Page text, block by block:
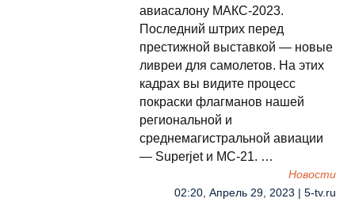
авиасалону МАКС-2023.
Последний штрих перед
престижной выставкой — новые
ливреи для самолетов. На этих
кадрах вы видите процесс
покраски флагманов нашей
региональной и
среднемагистральной авиации
— Superjet и МС-21. …
Новости
02:20, Апрель 29, 2023 | 5-tv.ru